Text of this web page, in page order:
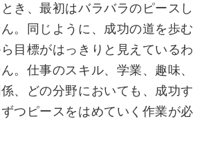
き、最初はバラバラのピースし
。同じように、成功の道を歩む
目標がはっきりと見えているわ
。仕事のスキル、学業、趣味、
、どの分野においても、成功す
つピースをはめていく作業が必